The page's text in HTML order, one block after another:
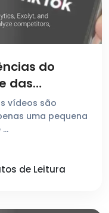
do
das
vídeos são
uma pequena
…
de Leitura